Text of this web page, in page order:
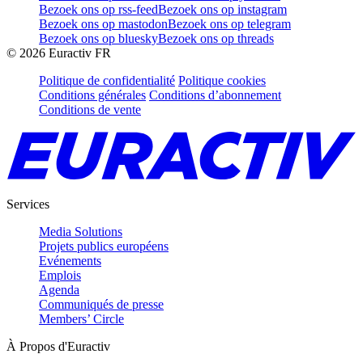
Bezoek ons op rss-feedBezoek ons op instagram
Bezoek ons op mastodonBezoek ons op telegram
Bezoek ons op blueskyBezoek ons op threads
© 2026 Euractiv FR
Politique de confidentialité Politique cookies
Conditions générales Conditions d’abonnement
Conditions de vente
Services
Media Solutions
Projets publics européens
Evénements
Emplois
Agenda
Communiqués de presse
Members’ Circle
À Propos d'Euractiv